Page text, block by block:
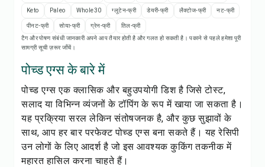
रेसिपी नोट्स
सेव करें
शेयर करें
रिपोर्ट करें
Keto Paleo Whole30 ग्लूटेन-फ्री डेयरी-फ्री लैक्टोज-फ्री नट-फ्री
पीनट-फ्री सोया-फ्री ग्रेन-फ्री
तिल-फ्री
टैग और पोषण संबंधी जानकारी अपने आप तैयार होती है और गलत हो सकती है। पकाने से पहले हमेशा पूरी
सामग्री सूची ज़रूर जाँचें।
पोच्ड एग्स के बारे में
पोच्ड एग्स एक क्लासिक और बहुउपयोगी डिश है जिसे टोस्ट,
सलाद या विभिन्न व्यंजनों के टॉपिंग के रूप में खाया जा सकता है।
यह प्रक्रिया सरल लेकिन संतोषजनक है, और कुछ सुझावों के
साथ, आप हर बार परफेक्ट पोच्ड एग्स बना सकते हैं। यह रेसिपी
उन लोगों के लिए आदर्श है जो इस आवश्यक कुकिंग तकनीक में
महारत हासिल करना चाहते हैं।